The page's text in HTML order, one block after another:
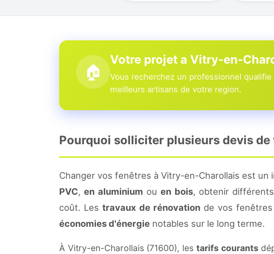
🏠
Votre projet a Vitry-en-
Vous recherchez un professionnel
meilleurs artisans de votre region.
Pourquoi solliciter plusieurs devis
Changer vos fenêtres à Vitry-en-Charollais est
PVC,en aluminium ouen bois, obtenir
coût. Les travaux de rénovation de vos
économies d'énergie notables sur le long terme.
À Vitry-en-Charollais (71600), les tarifs courants